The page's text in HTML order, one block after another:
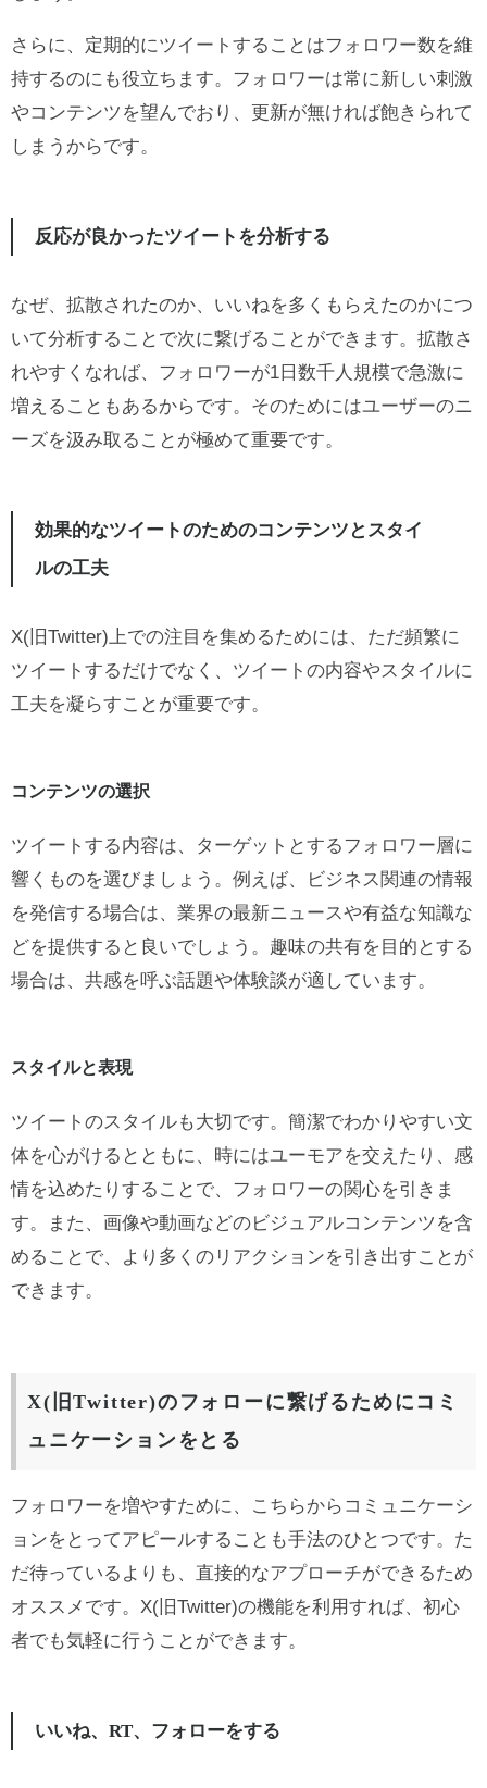
さらに、定期的にツイートすることはフォロワー数を維
持するのにも役立ちます。フォロワーは常に新しい刺激
やコンテンツを望んでおり、更新が無ければ飽きられて
しまうからです。
反応が良かったツイートを分析する
なぜ、拡散されたのか、いいねを多くもらえたのかにつ
いて分析することで次に繋げることができます。拡散さ
れやすくなれば、フォロワーが1日数千人規模で急激に
増えることもあるからです。そのためにはユーザーのニ
ーズを汲み取ることが極めて重要です。
効果的なツイートのためのコンテンツとスタイ
ルの工夫
X(旧Twitter)上での注目を集めるためには、ただ頻繁に
ツイートするだけでなく、ツイートの内容やスタイルに
工夫を凝らすことが重要です。
コンテンツの選択
ツイートする内容は、ターゲットとするフォロワー層に
響くものを選びましょう。例えば、ビジネス関連の情報
を発信する場合は、業界の最新ニュースや有益な知識な
どを提供すると良いでしょう。趣味の共有を目的とする
場合は、共感を呼ぶ話題や体験談が適しています。
スタイルと表現
ツイートのスタイルも大切です。簡潔でわかりやすい文
体を心がけるとともに、時にはユーモアを交えたり、感
情を込めたりすることで、フォロワーの関心を引きま
す。また、画像や動画などのビジュアルコンテンツを含
めることで、より多くのリアクションを引き出すことが
できます。
X(旧Twitter)のフォローに繋げるためにコミ
ュニケーションをとる
フォロワーを増やすために、こちらからコミュニケーシ
ョンをとってアピールすることも手法のひとつです。た
だ待っているよりも、直接的なアプローチができるため
オススメです。X(旧Twitter)の機能を利用すれば、初心
者でも気軽に行うことができます。
いいね、RT、フォローをする